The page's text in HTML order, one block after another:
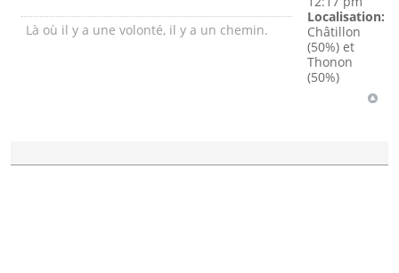
Là où il y a une volonté, il y a un chemin.
Localisation:
Châtillon
(50%) et
Thonon
(50%)